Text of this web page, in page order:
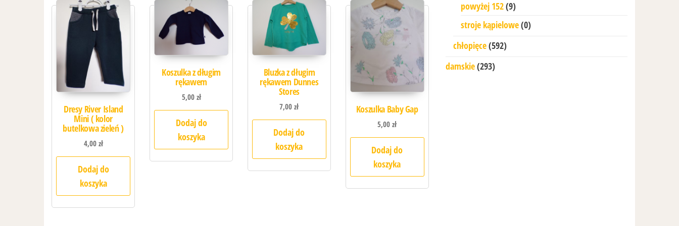
Dresy River Island
Mini ( kolor
butelkowa zieleń )
4,00zł
Dodaj do
koszyka
Koszulka z długim
rękawem
5,00zł
Dodaj do
koszyka
Bluzka z długim
rękawem Dunnes
Stores
7,00zł
Dodaj do
koszyka
Koszulka Baby Gap
5,00zł
Dodaj do
koszyka
powyżej 152(9)
stroje kąpielowe(0)
chłopięce(592)
damskie(293)